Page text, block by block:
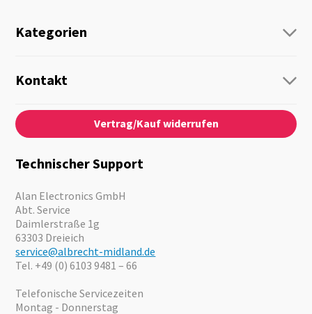
Kategorien
Personenführung
Audio
Notfallvorsorge
Motorrad
Angebote
Kontakt
Kontaktformular
Über Uns
News
Kataloge
Vertrag/Kauf widerrufen
Technischer Support
Alan Electronics GmbH
Abt. Service
Daimlerstraße 1g
63303 Dreieich
service@albrecht-midland.de
Tel. +49 (0) 6103 9481 – 66
Telefonische Servicezeiten
Montag - Donnerstag